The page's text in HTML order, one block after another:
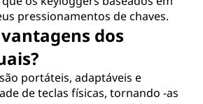
pressionamentos de chaves.
dos
portáteis, adaptáveis ​​e
de teclas físicas, tornando -as